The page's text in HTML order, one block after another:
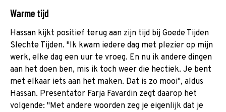
Warme tijd
Hassan kijkt positief terug aan zijn tijd bij Goede Tijden
Slechte Tijden. "Ik kwam iedere dag met plezier op mijn
werk, elke dag een uur te vroeg. En nu ik andere dingen
aan het doen ben, mis ik toch weer die hectiek. Je bent
met elkaar iets aan het maken. Dat is zo mooi", aldus
Hassan. Presentator Farja Favardin zegt daarop het
volgende: "Met andere woorden zeg je eigenlijk dat je